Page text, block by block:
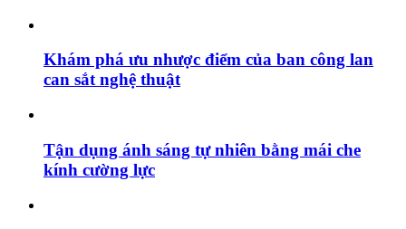
Khám phá ưu nhược điểm của ban công lan
can sắt nghệ thuật
Tận dụng ánh sáng tự nhiên bằng mái che
kính cường lực